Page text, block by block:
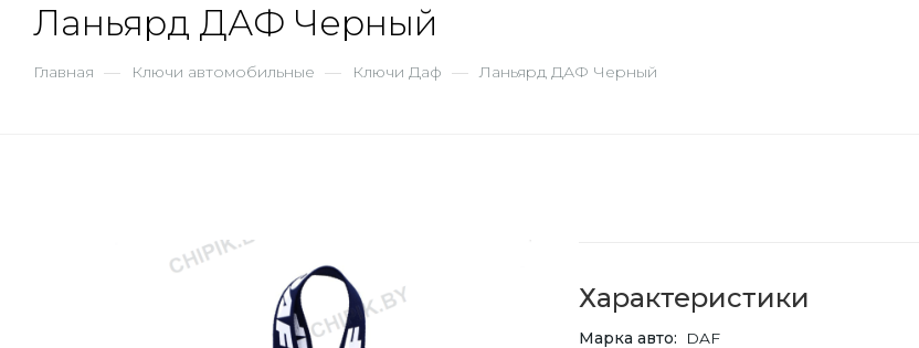
Ланьярд ДАФ Черный
Главная — Ключи автомобильные — Ключи Даф — Ланьярд ДАФ Черный
Характеристики
Марка авто
DAF